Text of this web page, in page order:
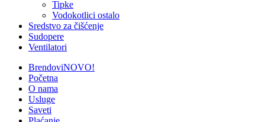
Tipke
Vodokotlici ostalo
Sredstvo za čišćenje
Sudopere
Ventilatori
BrendoviNOVO!
Početna
O nama
Usluge
Saveti